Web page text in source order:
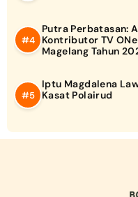
Putra Perbatasan:
Kontributor TV
Magelang Tahun
Iptu Magdalena
Kasat Polairud